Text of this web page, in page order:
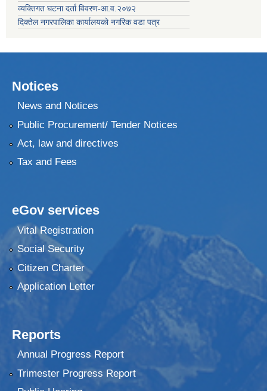
व्यक्तिगत घटना दर्ता विवरण-आ.व.२०७२
दिक्तेल नगरपालिका कार्यालयको नगरिक वडा पत्र
Notices
News and Notices
Public Procurement/ Tender Notices
Act, law and directives
Tax and Fees
eGov services
Vital Registration
Social Security
Citizen Charter
Application Letter
Reports
Annual Progress Report
Trimester Progress Report